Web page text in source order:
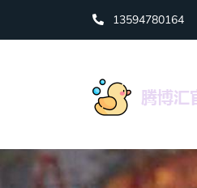
13594780164